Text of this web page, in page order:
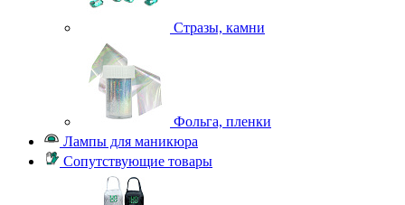
Стразы, камни
Фольга, пленки
Лампы для маникюра
Сопутствующие товары